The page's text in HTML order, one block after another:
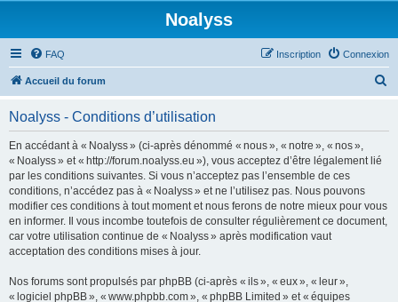
Noalyss
FAQ Connexion
Inscription
Accueil du forum
Noalyss - Conditions d’utilisation
En accédant à « Noalyss » (ci-après dénommé « nous », « notre », « nos »,
« Noalyss » et « http://forum.noalyss.eu »), vous acceptez d’être légalement lié
par les conditions suivantes. Si vous n’acceptez pas l’ensemble de ces
conditions, n’accédez pas à « Noalyss » et ne l’utilisez pas. Nous pouvons
modifier ces conditions à tout moment et nous ferons de notre mieux pour vous
en informer. Il vous incombe toutefois de consulter régulièrement ce document,
car votre utilisation continue de « Noalyss » après modification vaut
acceptation des conditions mises à jour.
Nos forums sont propulsés par phpBB (ci-après « ils », « eux », « leur »,
« logiciel phpBB », « www.phpbb.com », « phpBB Limited » et « équipes